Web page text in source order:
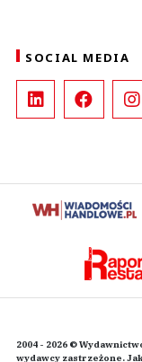
SOCIAL MEDIA
2004 - 2026 ©
wydawcy zastrzeżone.